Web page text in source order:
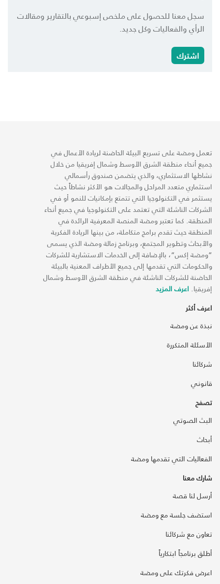
سجل معنا للحصول على ملخص إسبوعي بالتقارير ومقالات
الرأي والفعاليات وكل جديد.
اشترك
تعمل ومضة على تسريع البيئة الحاضنة لريادة الأعمال في
جميع أنحاء منطقة الشرق الأوسط وشمال إفريقيا من خلال
نشاطها الاستثماري، والذي يتضمن صندوق رأسمالي
استثماري متعدد المراحل والمجالات هو الأكثر نشاطاً حيث
يستثمر في التكنولوجيا التي تتمتع بإمكانيات للنمو أو في
الشركات الناشئة التي تعتمد على التكنولوجيا في جميع أنحاء
المنطقة. كما تعتبر ومضة المنصة المعرفية الرائدة في
المنطقة حيث تقدم برامج متكاملة، من بينها الريادة الفكرية
والأبحاث وتطوير المجتمع، وبرنامج زمالة ومضة الذي يسمى
“ومضة إكس“، بالإضافة إلى الخدمات الاستشارية للشركات
والحكومات التي تقدمها إلى جميع الأطراف المعنية بالبيئة
الحاضنة للشركات الناشئة في منطقة الشرق الأوسط وشمال
إفريقيا. اعرف المزيد
اعرف أكثر
نبذة عن ومضة
الأسئلة المتكررة
شركائنا
قانوني
تصفح
البث الصوتي
أبحاث
الفعاليات التي تقدمها ومضة
شارك معنا
أرسل لنا قصة
استضف جلسة مع ومضة
تعاون مع شركائنا
أطلق برنامجاً ابتكارياً
اعرض فكرتك على ومضة